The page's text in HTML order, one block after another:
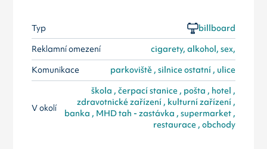
Typ
billboard
Reklamní omezení
cigarety, alkohol, sex,
Komunikace
parkoviště , silnice ostatní , ulice
V okolí
škola , čerpací stanice , pošta , hotel ,
zdravotnické zařízení , kulturní zařízení ,
banka , MHD tah - zastávka , supermarket ,
restaurace , obchody